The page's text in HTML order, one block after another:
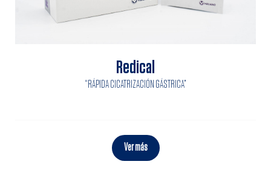
Redical
“RÁPIDA CICATRIZACIÓN GÁSTRICA”
Ver más